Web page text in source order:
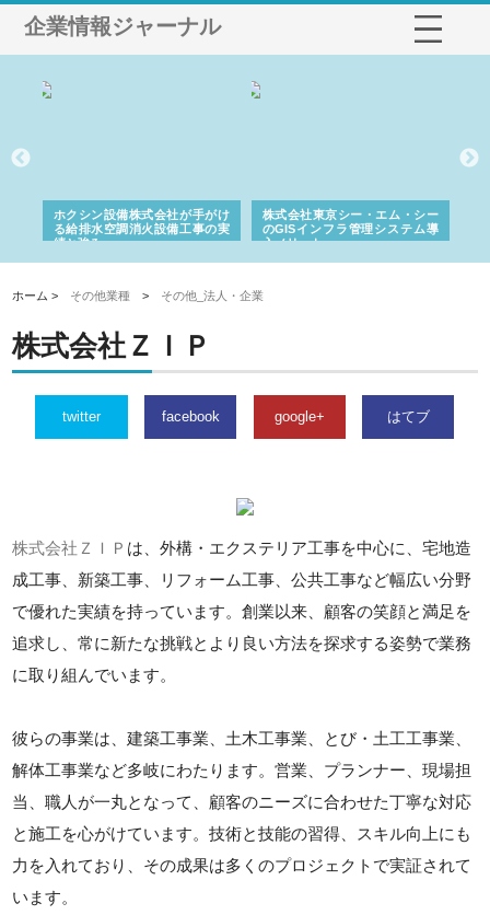
企業情報ジャーナル
ホクシン設備株式会社が手がけ
る給排水空調消火設備工事の実
績と強み
株式会社東京シー・エム・シー
のGISインフラ管理システム導
入メリット
ホーム > その他業種 > その他_法人・企業
株式会社ＺＩＰ
twitter facebook google+ はてブ
株式会社ＺＩＰ は、外構・エクステリア工事を中心に、宅地造
成工事、新築工事、リフォーム工事、公共工事など幅広い分野
で優れた実績を持っています。創業以来、顧客の笑顔と満足を
追求し、常に新たな挑戦とより良い方法を探求する姿勢で業務
に取り組んでいます。
彼らの事業は、建築工事業、土木工事業、とび・土工工事業、
解体工事業など多岐にわたります。営業、プランナー、現場担
当、職人が一丸となって、顧客のニーズに合わせた丁寧な対応
と施工を心がけています。技術と技能の習得、スキル向上にも
力を入れており、その成果は多くのプロジェクトで実証されて
います。